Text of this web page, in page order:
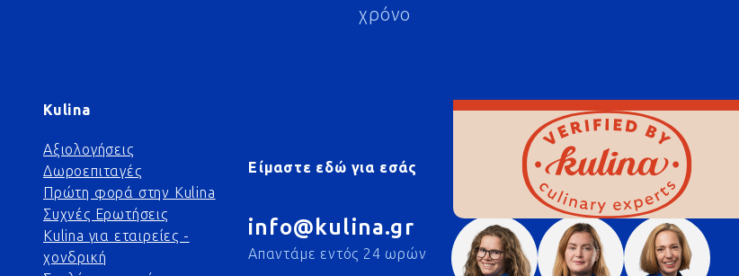
χρόνο
Kulina
Αξιολογήσεις
Δωροεπιταγές
Πρώτη φορά στην Kulina
Συχνές Ερωτήσεις
Kulina για εταιρείες -
χονδρική
Είμαστε εδώ για εσάς
info@kulina.gr
Απαντάμε εντός 24 ωρών